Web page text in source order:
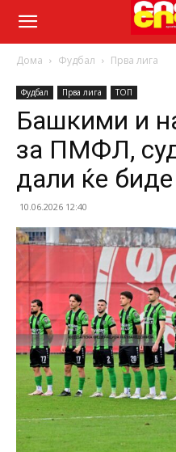
Дома Фудбал Прва лига
Фудбал Прва лига ТОП
Башкими и
за ПМФЛ,
дали ќе
10.06.2026 12:40